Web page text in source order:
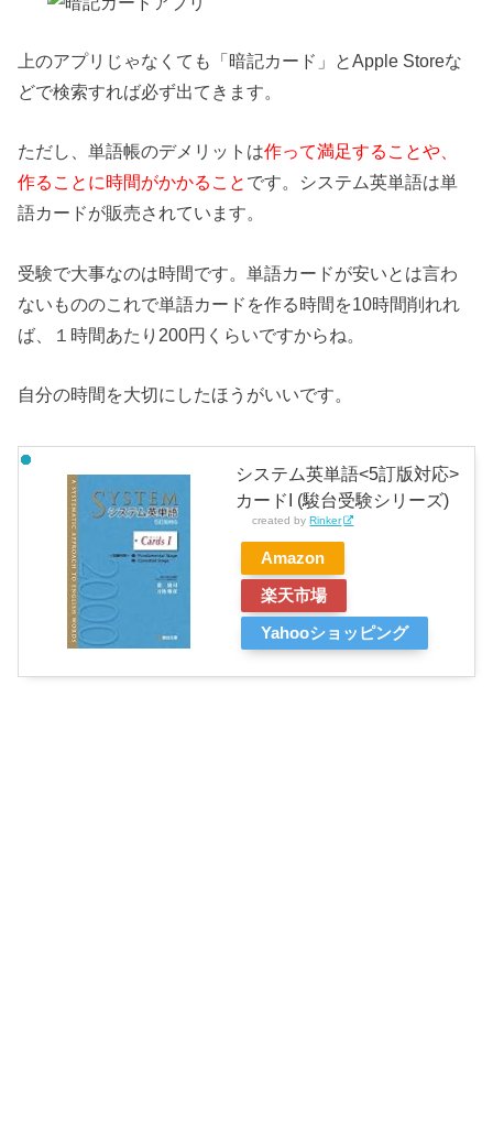
上のアプリじゃなくても「暗記カード」とApple Storeな
どで検索すれば必ず出てきます。
ただし、単語帳のデメリットは作って満足することや、
作ることに時間がかかること です。システム英単語は単
語カードが販売されています。
受験で大事なのは時間です。単語カードが安いとは言わ
ないもののこれで単語カードを作る時間を10時間削れれ
ば、１時間あたり200円くらいですからね。
自分の時間を大切にしたほうがいいです。
システム英単語<5訂版対応>
カードI (駿台受験シリーズ)
created byRinker
Amazon
楽天市場
Yahooショッピング